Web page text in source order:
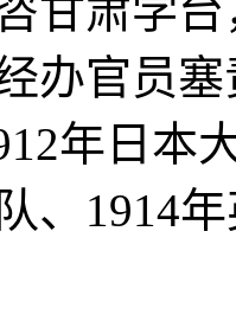
甘肃学
办官员
年日本
、1914